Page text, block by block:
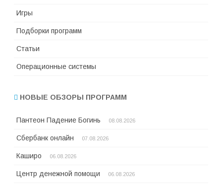
Игры
Подборки программ
Статьи
Операционные системы
НОВЫЕ ОБЗОРЫ ПРОГРАММ
Пантеон Падение Богинь 08.08.2026
Сбербанк онлайн 07.08.2026
Каширо 06.08.2026
Центр денежной помощи 06.08.2026